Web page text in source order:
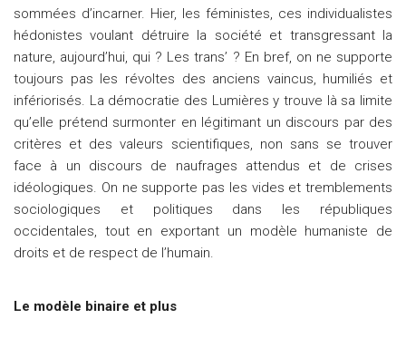
sommées d’incarner. Hier, les féministes, ces individualistes
hédonistes voulant détruire la société et transgressant la
nature, aujourd’hui, qui ? Les trans’ ? En bref, on ne supporte
toujours pas les révoltes des anciens vaincus, humiliés et
infériorisés. La démocratie des Lumières y trouve là sa limite
qu’elle prétend surmonter en légitimant un discours par des
critères et des valeurs scientifiques, non sans se trouver
face à un discours de naufrages attendus et de crises
idéologiques. On ne supporte pas les vides et tremblements
sociologiques et politiques dans les républiques
occidentales, tout en exportant un modèle humaniste de
droits et de respect de l’humain.
Le modèle binaire et plus